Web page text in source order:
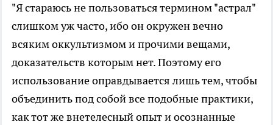
"Я стараюсь не пользоваться термином "астрал"
слишком уж часто, ибо он окружен вечно
всяким оккультизмом и прочими вещами,
доказательств которым нет. Поэтому его
использование оправдывается лишь тем, чтобы
объединить под собой все подобные практики,
как тот же внетелесный опыт и осознанные